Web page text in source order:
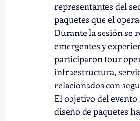
representantes del
paquetes que el
Durante la sesión se
emergentes y
participaron tour
infraestructura,
relacionados con
El objetivo del
diseño de paquetes